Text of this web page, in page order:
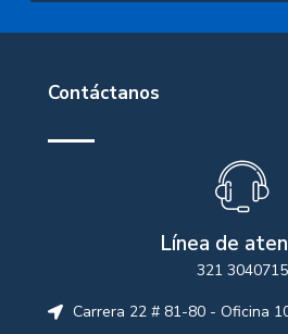
Contáctanos
Línea de
321 3040715
Carrera 22 # 81-80 - Oficina